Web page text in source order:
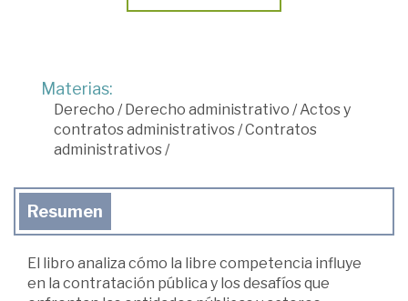
Materias:
Derecho /Derecho administrativo /Actos y
contratos administrativos/Contratos
administrativos/
Resumen
El libro analiza cómo la libre competencia influye
en la contratación pública y los desafíos que